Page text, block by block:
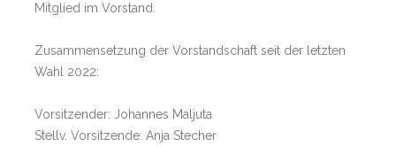
Mitglied im Vorstand.
Zusammensetzung der Vorstandschaft seit der letzten
Wahl 2022:
Vorsitzender: Johannes Maljuta
Stellv. Vorsitzende: Anja Stecher